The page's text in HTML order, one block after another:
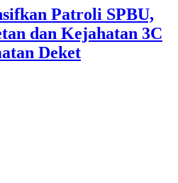
Patroli SPBU,
dan Kejahatan 3C
Deket